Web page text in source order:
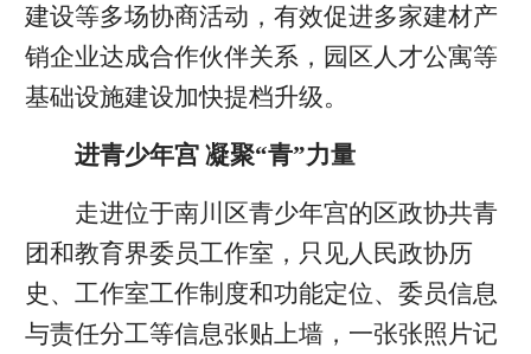
建设等多场协商活动，有效促进多家建材产
销企业达成合作伙伴关系，园区人才公寓等
基础设施建设加快提档升级。
进青少年宫 凝聚“青”力量
走进位于南川区青少年宫的区政协共青
团和教育界委员工作室，只见人民政协历
史、工作室工作制度和功能定位、委员信息
与责任分工等信息张贴上墙，一张张照片记